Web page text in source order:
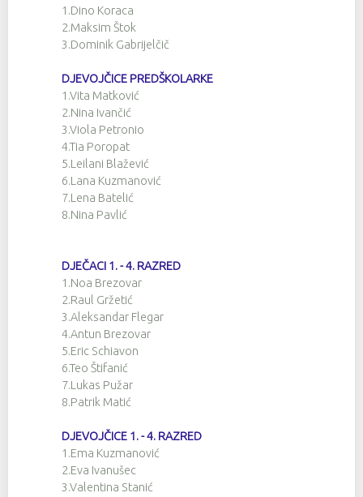
1.Dino Koraca
2.Maksim Štok
3.Dominik Gabrijelčič
DJEVOJČICE PREDŠKOLARKE
1.Vita Matković
2.Nina Ivančić
3.Viola Petronio
4.Tia Poropat
5.Leilani Blažević
6.Lana Kuzmanović
7.Lena Batelić
8.Nina Pavlić
DJEČACI 1. - 4. RAZRED
1.Noa Brezovar
2.Raul Gržetić
3.Aleksandar Flegar
4.Antun Brezovar
5.Eric Schiavon
6.Teo Štifanić
7.Lukas Pužar
8.Patrik Matić
DJEVOJČICE 1. - 4. RAZRED
1.Ema Kuzmanović
2.Eva Ivanušec
3.Valentina Stanić